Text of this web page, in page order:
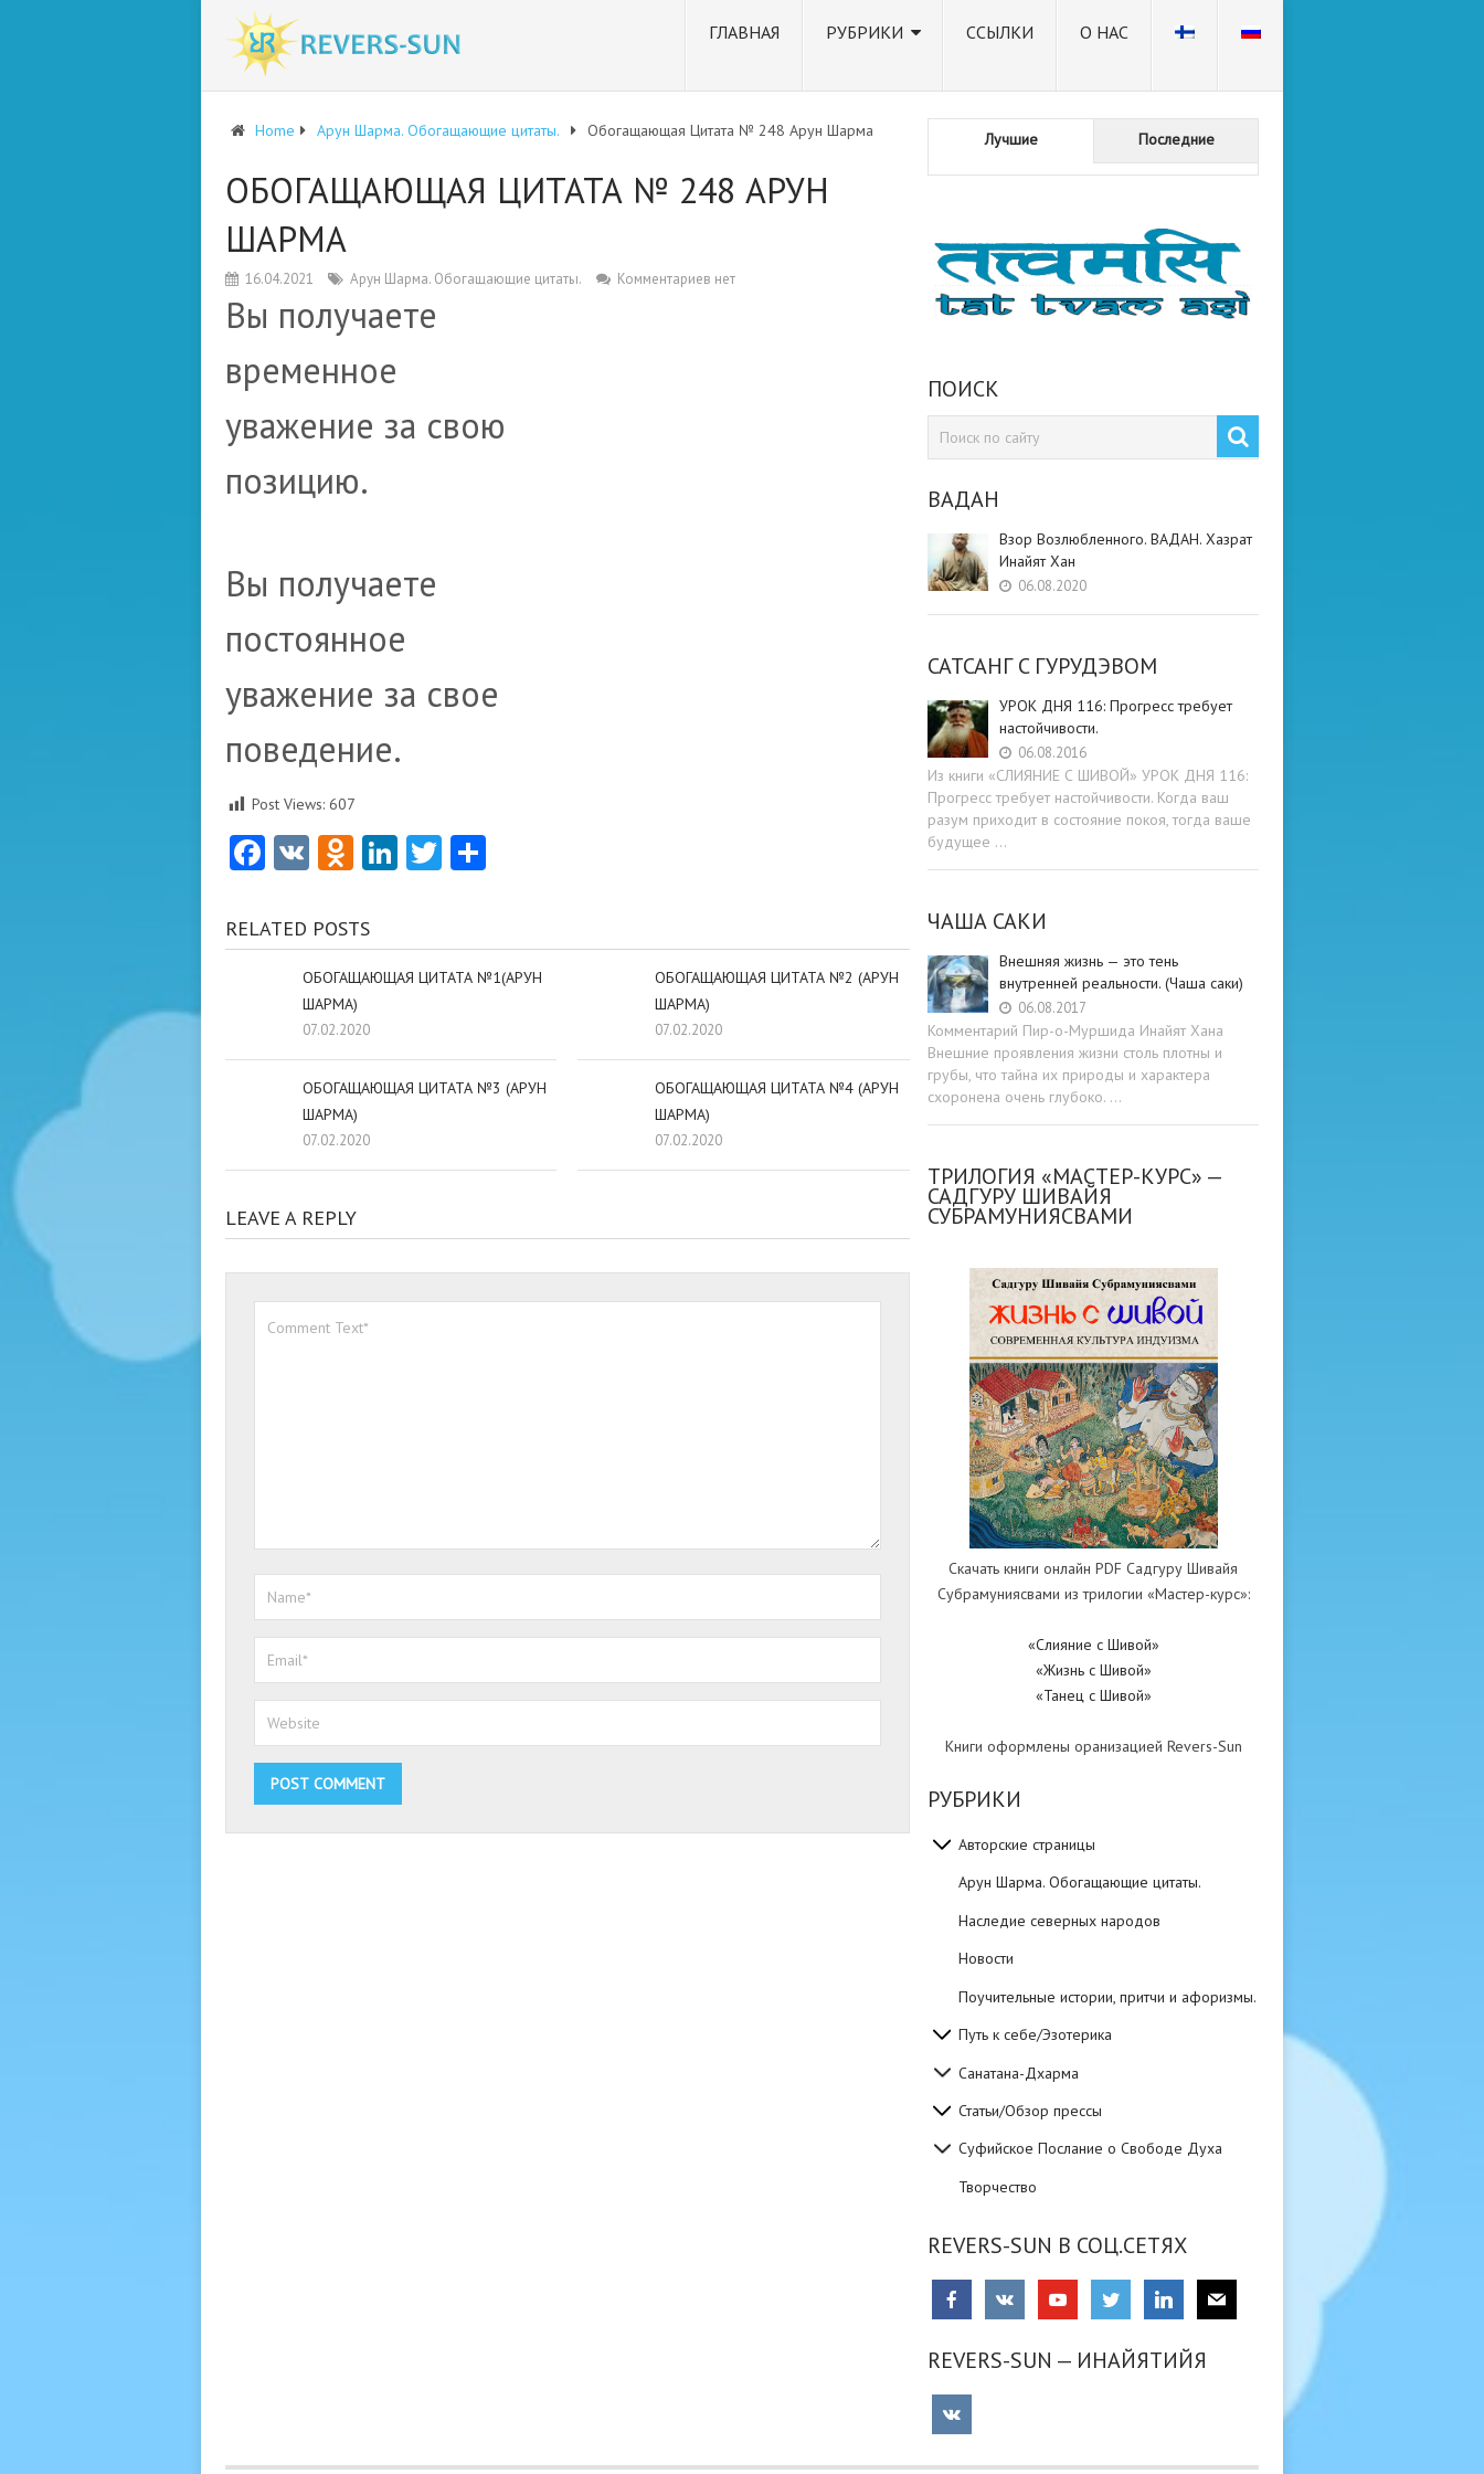
ГЛАВНАЯ РУБРИКИ ССЫЛКИ О НАС
Home Арун Шарма. Обогащающие цитаты. Обогащающая Цитата № 248 Арун Шарма
ОБОГАЩАЮЩАЯ ЦИТАТА № 248 АРУН
ШАРМА
16.04.2021 Арун Шарма. Обогащающие цитаты. Комментариев нет
Вы получаете
временное
уважение за свою
позицию.
Вы получаете
постоянное
уважение за свое
поведение.
Post Views: 607
Facebook
VKOdnoklassniki
LinkedIn
TwitterОтправить
RELATED POSTS
ОБОГАЩАЮЩАЯ ЦИТАТА №1(АРУН
ШАРМА)
07.02.2020
ОБОГАЩАЮЩАЯ ЦИТАТА №2 (АРУН
ШАРМА)
07.02.2020
ОБОГАЩАЮЩАЯ ЦИТАТА №3 (АРУН
ШАРМА)
07.02.2020
ОБОГАЩАЮЩАЯ ЦИТАТА №4 (АРУН
ШАРМА)
07.02.2020
LEAVE A REPLY
Лучшие Последние
ПОИСК
ВАДАН
Взор Возлюбленного. ВАДАН. Хазрат
Инайят Хан
06.08.2020
САТСАНГ C ГУРУДЭВОМ
УРОК ДНЯ 116: Прогресс требует
настойчивости.
06.08.2016
Из книги «СЛИЯНИЕ С ШИВОЙ» УРОК ДНЯ 116:
Прогресс требует настойчивости. Когда ваш
разум приходит в состояние покоя, тогда ваше
будущее …
ЧАША САКИ
Внешняя жизнь — это тень
внутренней реальности. (Чаша саки)
06.08.2017
Комментарий Пир-о-Муршида Инайят Хана
Внешние проявления жизни столь плотны и
грубы, что тайна их природы и характера
схоронена очень глубоко. …
ТРИЛОГИЯ «МАСТЕР-КУРС» —
САДГУРУ ШИВАЙЯ
СУБРАМУНИЯСВАМИ
Скачать книги онлайн PDF Садгуру Шивайя
Субрамуниясвами из трилогии «Мастер-курс»:
«Слияние с Шивой»
«Жизнь с Шивой»
«Танец с Шивой»
Книги оформлены оранизацией Revers-Sun
РУБРИКИ
Авторские страницы
Арун Шарма. Обогащающие цитаты.
Наследие северных народов
Новости
Поучительные истории, притчи и афоризмы.
Путь к себе/Эзотерика
Санатана-Дхарма
Статьи/Обзор прессы
Суфийское Послание о Свободе Духа
Творчество
REVERS-SUN В СОЦ.СЕТЯХ
REVERS-SUN — ИНАЙЯТИЙЯ